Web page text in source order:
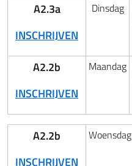
A2.3a
INSCHRIJVEN
Dinsdag
A2.2b
INSCHRIJVEN
Maandag
A2.2b
INSCHRIJVEN
Woensdag